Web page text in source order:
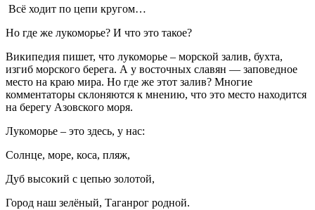
Всё ходит по цепи кругом…
Но где же лукоморье? И что это такое?
Википедия пишет, что лукоморье – морской залив, бухта,
изгиб морского берега. А у восточных славян — заповедное
место на краю мира. Но где же этот залив? Многие
комментаторы склоняются к мнению, что это место находится
на берегу Азовского моря.
Лукоморье – это здесь, у нас:
Солнце, море, коса, пляж,
Дуб высокий с цепью золотой,
Город наш зелёный, Таганрог родной.